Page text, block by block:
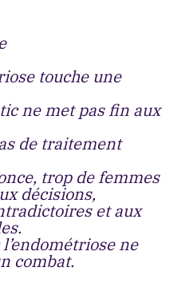
touche une
ne met pas fin aux
de traitement
trop de femmes
décisions,
et aux
ne
combat.